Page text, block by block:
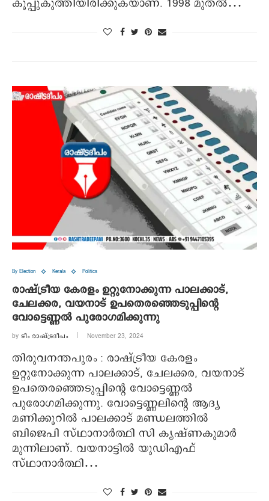
കൂപ്പുകുത്തിയിരിക്കുകയാണ്. 1998 മുതൽ…
By Election Kerala Politics
രാഷ്ട്രീയ കേരളം ഉറ്റുനോക്കുന്ന പാലക്കാട്,
ചേലക്കര, വയനാട് ഉപതെരഞ്ഞെടുപ്പിന്റെ
വോട്ടെണ്ണൽ പുരോഗമിക്കുന്നു
by ടീം രാഷ്ട്രദീപം November 23, 2024
തിരുവനന്തപുരം : രാഷ്ട്രീയ കേരളം
ഉറ്റുനോക്കുന്ന പാലക്കാട്, ചേലക്കര, വയനാട്
ഉപതെരഞ്ഞെടുപ്പിന്റെ വോട്ടെണ്ണൽ
പുരോഗമിക്കുന്നു. വോട്ടെണ്ണലിന്റെ ആദ്യ
മണിക്കൂറിൽ പാലക്കാട് മണ്ഡലത്തിൽ
ബിജെപി സ്ഥാനാർത്ഥി സി കൃഷ്ണകുമാർ
മുന്നിലാണ്. വയനാട്ടിൽ യുഡിഎഫ്
സ്ഥാനാർത്ഥി…